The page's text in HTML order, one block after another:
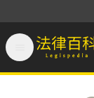
法律百科